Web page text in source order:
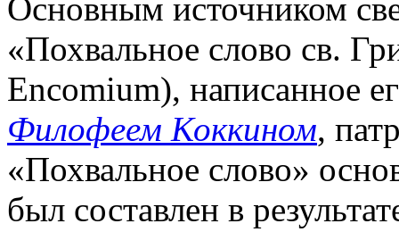
Основным источником
«Похвальное слово св.
Encomium), написанное
Филофеем Коккином,
«Похвальное слово»
был составлен в